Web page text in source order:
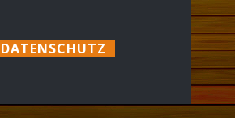
DATENSCHUTZ